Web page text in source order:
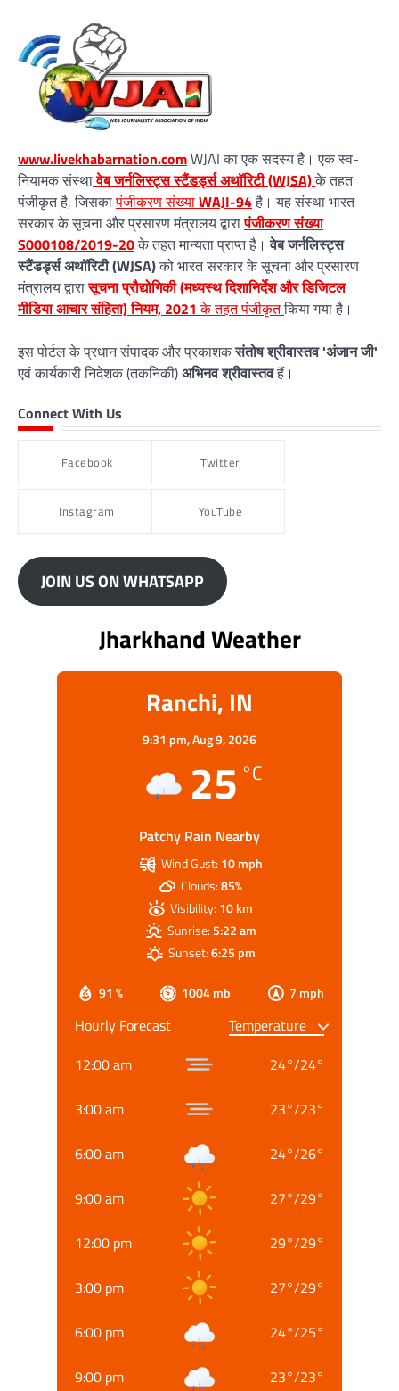
www.livekhabarnation.comWJAI का एक सदस्य है। एक स्व-
नियामक संस्थावेब जर्नलिस्ट्स स्टैंडर्ड्स अथॉरिटी (WJSA)के तहत
पंजीकृत है, जिसकापंजीकरण संख्याWAJI-94है। यह संस्था भारत
सरकार के सूचना और प्रसारण मंत्रालय द्वारापंजीकरण संख्या
S000108/2019-20के तहत मान्यता प्राप्त है।वेब जर्नलिस्ट्स
स्टैंडर्ड्स अथॉरिटी (WJSA)को भारत सरकार के सूचना और प्रसारण
मंत्रालय द्वारासूचना प्रौद्योगिकी (मध्यस्थ दिशानिर्देश और डिजिटल
मीडिया आचार संहिता) नियम, 2021 के तहत पंजीकृतकिया गया है।
इस पोर्टल के प्रधान संपादक और प्रकाशकसंतोष श्रीवास्तव 'अंजान जी'
एवं कार्यकारी निदेशक (तकनिकी)अभिनव श्रीवास्तवहैं।
Connect With Us
Facebook Twitter
Instagram YouTube
JOIN US ON WHATSAPP
Jharkhand Weather
Ranchi, IN
9:31 pm,Aug 9, 2026
25 °C
Patchy Rain Nearby
91 % 1004 mb 7 mph
Wind Gust: 10 mph
Clouds:85%
Visibility:10 km
Sunrise:5:22 am
Sunset:6:25 pm
Hourly Forecast
12:00 am
24°/24°
3:00 am 23°/23°
6:00 am 24°/26°
9:00 am 27°/29°
12:00 pm 29°/29°
3:00 pm 27°/29°
6:00 pm 24°/25°
9:00 pm 23°/23°